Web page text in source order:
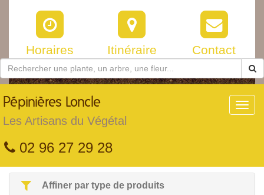
Horaires Itinéraire Contact
Pépinières Loncle
Les Artisans du Végétal
02 96 27 29 28
Affiner par type de produits